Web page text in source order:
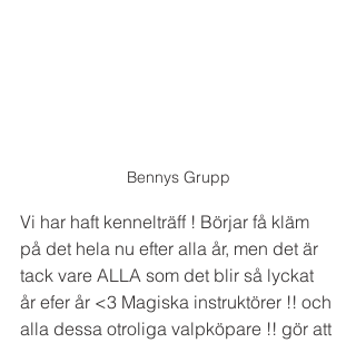
Bennys Grupp
Vi har haft kennelträff ! Börjar få kläm
på det hela nu efter alla år, men det är
tack vare ALLA som det blir så lyckat
år efer år <3 Magiska instruktörer !! och
alla dessa otroliga valpköpare !! gör att